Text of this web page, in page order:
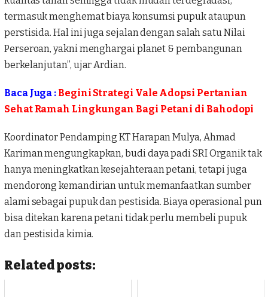
termasuk menghemat biaya konsumsi pupuk ataupun
perstisida. Hal ini juga sejalan dengan salah satu Nilai
Perseroan, yakni menghargai planet & pembangunan
berkelanjutan”, ujar Ardian.
Baca Juga : Begini Strategi Vale Adopsi Pertanian
Sehat Ramah Lingkungan Bagi Petani di Bahodopi
Koordinator Pendamping KT Harapan Mulya, Ahmad
Kariman mengungkapkan, budi daya padi SRI Organik tak
hanya meningkatkan kesejahteraan petani, tetapi juga
mendorong kemandirian untuk memanfaatkan sumber
alami sebagai pupuk dan pestisida. Biaya operasional pun
bisa ditekan karena petani tidak perlu membeli pupuk
dan pestisida kimia.
Related posts: